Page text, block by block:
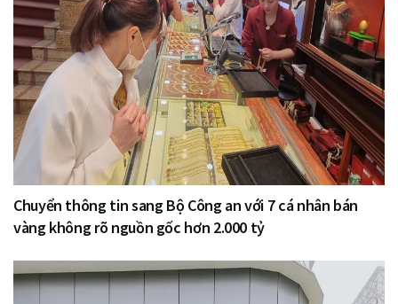
Chuyển thông tin sang Bộ Công an với 7 cá nhân bán
vàng không rõ nguồn gốc hơn 2.000 tỷ